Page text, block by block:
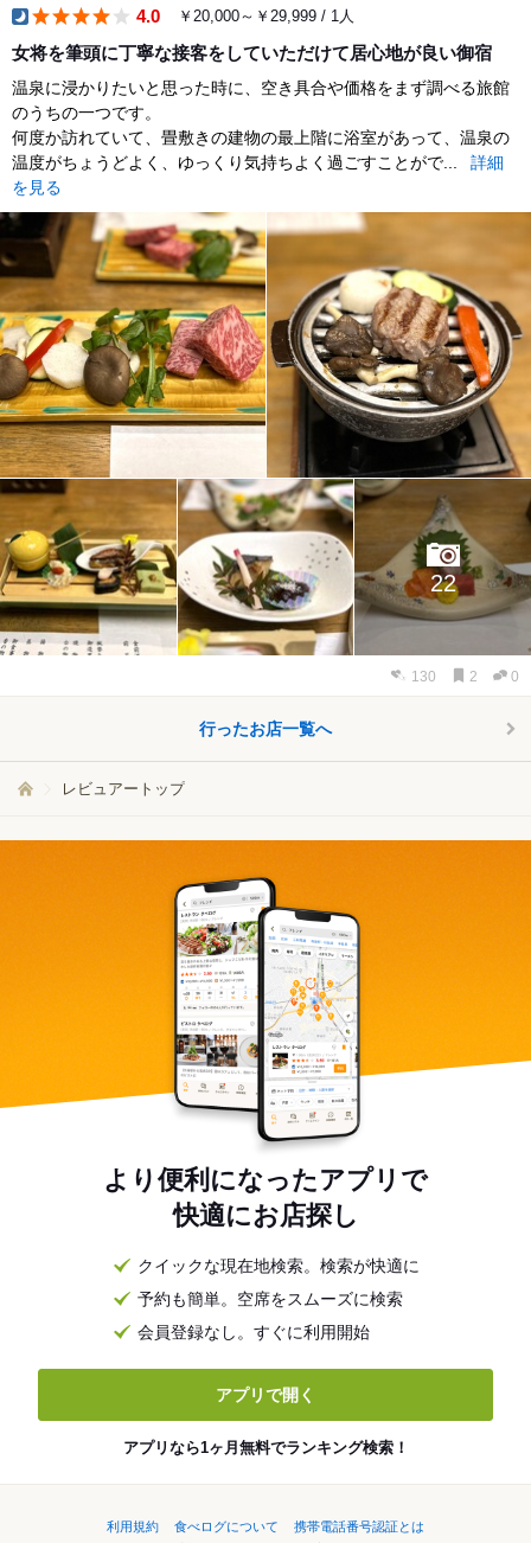
4.0 ￥20,000～￥29,999 / 1人
女将を筆頭に丁寧な接客をしていただけて居心地が良い御宿
温泉に浸かりたいと思った時に、空き具合や価格をまず調べる旅館
のうちの一つです。
何度か訪れていて、畳敷きの建物の最上階に浴室があって、温泉の
温度がちょうどよく、ゆっくり気持ちよく過ごすことがで...
詳細
を見る
22
130 2 0
行ったお店一覧へ
レビュアートップ
より便利になったアプリで
快適にお店探し
クイックな現在地検索。検索が快適に
予約も簡単。空席をスムーズに検索
会員登録なし。すぐに利用開始
アプリで開く
アプリなら1ヶ月無料でランキング検索！
利用規約 食べログについて
携帯電話番号認証とは